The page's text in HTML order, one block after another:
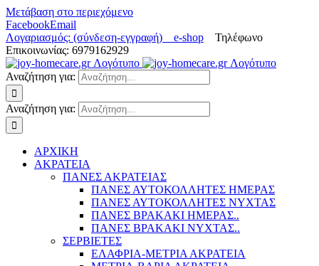
Μετάβαση στο περιεχόμενο
FacebookEmail
Λογαριασμός: (σύνδεση-εγγραφή) e-shop Τηλέφωνο
Επικοινωνίας: 6979162929
Αναζήτηση για:
Αναζήτηση για:
ΑΡΧΙΚΗ
ΑΚΡΑΤΕΙΑ
ΠΑΝΕΣ ΑΚΡΑΤΕΙΑΣ
ΠΑΝΕΣ ΑΥΤΟΚΟΛΛΗΤΕΣ ΗΜΕΡΑΣ
ΠΑΝΕΣ ΑΥΤΟΚΟΛΛΗΤΕΣ ΝΥΧΤΑΣ
ΠΑΝΕΣ ΒΡΑΚΑΚΙ ΗΜΕΡΑΣ..
ΠΑΝΕΣ ΒΡΑΚΑΚΙ ΝΥΧΤΑΣ..
ΣΕΡΒΙΕΤΕΣ
ΕΛΑΦΡΙΑ-ΜΕΤΡΙΑ ΑΚΡΑΤΕΙΑ